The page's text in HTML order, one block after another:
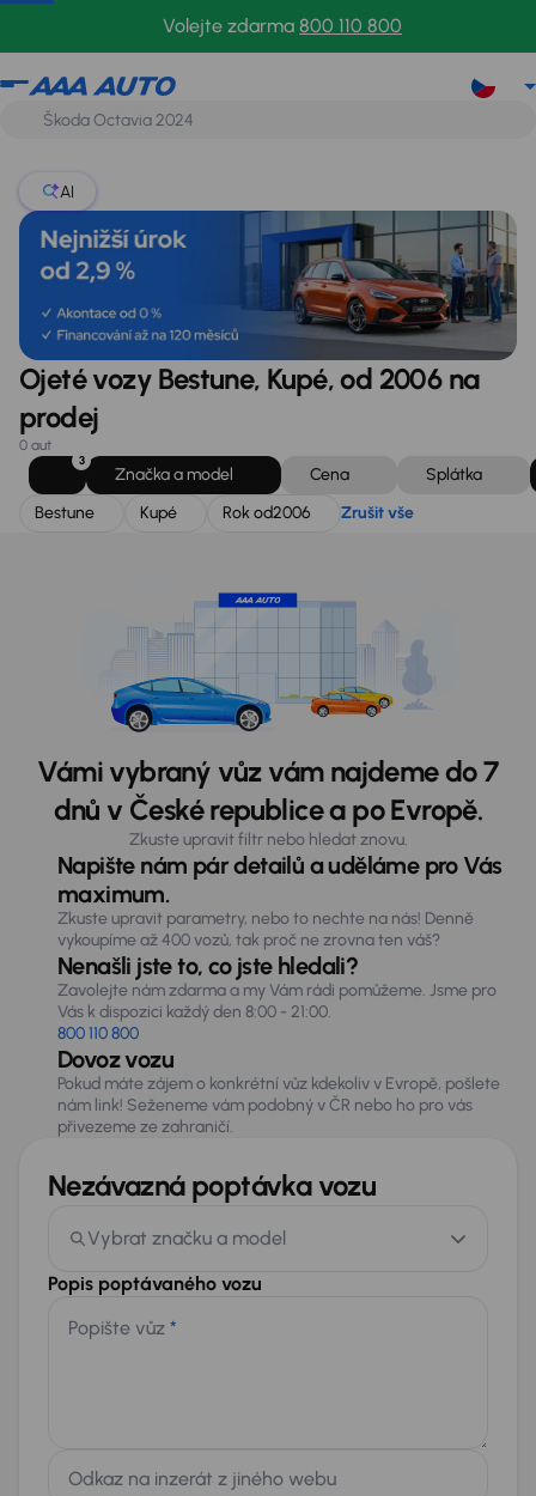
Volejte zdarma 800 110 800
Bestune
AI
Ojeté vozy Bestune, Kupé, od 2006 na
prodej
0 aut
3
Značka a model Cena
Splátka
Bestune
Kupé Rok od2006 Zrušit vše
Vámi vybraný vůz vám najdeme do 7
dnů v České republice a po Evropě.
Zkuste upravit filtr nebo hledat znovu.
Napište nám pár detailů a uděláme pro Vás
maximum.
Zkuste upravit parametry, nebo to nechte na nás! Denně
vykoupíme až 400 vozů, tak proč ne zrovna ten váš?
Nenašli jste to, co jste hledali?
Zavolejte nám zdarma a my Vám rádi pomůžeme. Jsme pro
Vás k dispozici každý den 8:00 - 21:00.
800 110 800
Dovoz vozu
Pokud máte zájem o konkrétní vůz kdekoliv v Evropě, pošlete
nám link! Seženeme vám podobný v ČR nebo ho pro vás
přivezeme ze zahraničí.
Nezávazná poptávka vozu
Vybrat značku a model
Popis poptávaného vozu
Popište vůz *
Odkaz na inzerát z jiného webu